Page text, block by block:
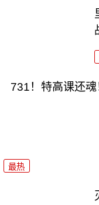
731！特高课还
最热